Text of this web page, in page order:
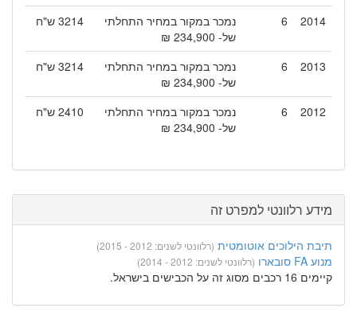
2014
6
נמכר במקור במחיר התחלתי
של- 234,900 ₪
3214 ש"ח
2013
6
נמכר במקור במחיר התחלתי
של- 234,900 ₪
3214 ש"ח
2012
6
נמכר במקור במחיר התחלתי
של- 234,900 ₪
2410 ש"ח
מידע רלוונטי למפרט זה
תיבת הילוכים אוטומטית (רלוונטי לשנים: 2012 - 2015)
מנוע FA סובארו (רלוונטי לשנים: 2012 - 2014)
קיימים 16 רכבים מסוג זה על הכבישים בישראל.